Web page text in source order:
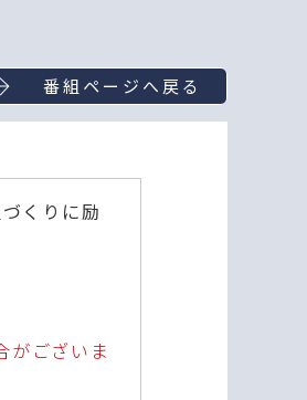
番組ページへ戻る
くりに励
がございま